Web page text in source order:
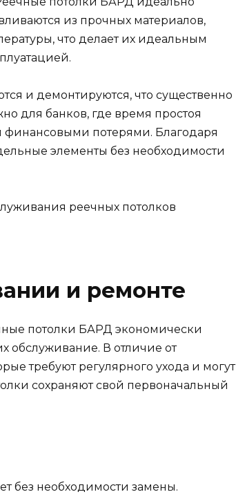
из прочных материалов,
что делает их идеальным
и демонтируются, что существенно
для банков, где время простоя
финансовыми потерями. Благодаря
элементы без необходимости
и ремонте
потолки БАРД экономически
обслуживание. В отличие от
требуют регулярного ухода и могут
сохраняют свой первоначальный
без необходимости замены.